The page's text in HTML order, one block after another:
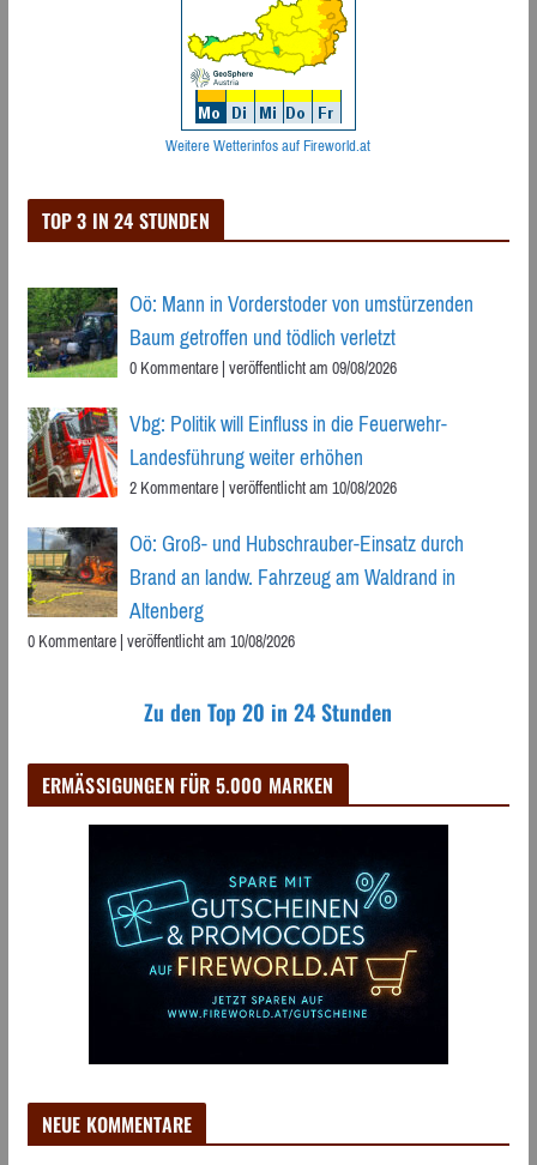
Weitere Wetterinfos auf Fireworld.at
TOP 3 IN 24 STUNDEN
Oö: Mann in Vorderstoder von umstürzenden
Baum getroffen und tödlich verletzt
0 Kommentare|veröffentlicht am 09/08/2026
Vbg: Politik will Einfluss in die Feuerwehr-
Landesführung weiter erhöhen
2 Kommentare|veröffentlicht am 10/08/2026
Oö: Groß- und Hubschrauber-Einsatz durch
Brand an landw. Fahrzeug am Waldrand in
Altenberg
0 Kommentare|veröffentlicht am 10/08/2026
Zu den Top 20 in 24 Stunden
ERMÄSSIGUNGEN FÜR 5.000 MARKEN
NEUE KOMMENTARE